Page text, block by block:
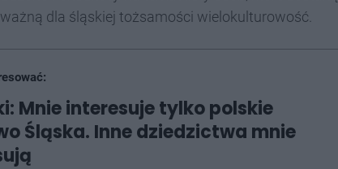
dla śląskiej tożsamości wielokulturowość.
Mnie interesuje tylko polskie
Śląska. Inne dziedzictwa mnie